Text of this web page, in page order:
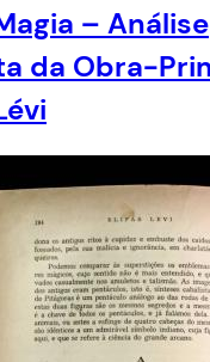
– Análise
da Obra-